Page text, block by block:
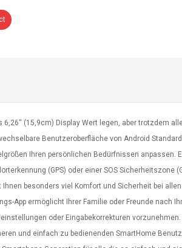
(15,9cm) Display Wert legen, aber trotzdem
Benutzeroberfläche von Android
Ihren persönlichen Bedürfnissen anpassen.
(GPS) oder einer SOS Sicherheitszone
besonders viel Komfort und Sicherheit bei
App ermöglicht Ihrer Familie oder Freunde nach
oder Eingabekorrekturen
und einfach zu bedienenden SmartHome